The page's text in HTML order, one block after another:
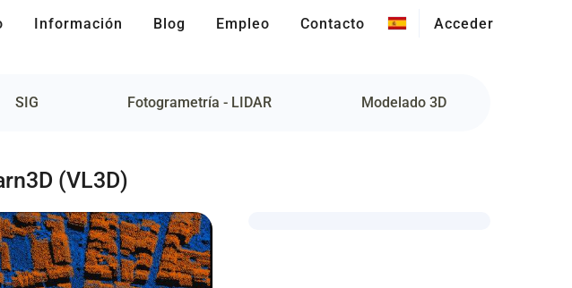
Información Blog Empleo Contacto Acceder
SIG Fotogrametría - LIDAR Modelado 3D
(VL3D)